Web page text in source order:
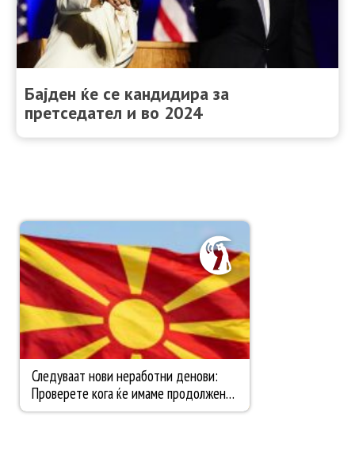
Бајден ќе се кандидира за
претседател и во 2024